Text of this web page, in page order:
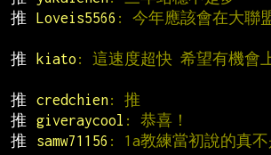
推
Loveis5566 : 今年應該會在大聯
推
kiato : 這速度超快 希望有機會
推
credchien: 推
推
giveraycool : 恭喜！
推
samw71156 : 1a教練當初說的真不